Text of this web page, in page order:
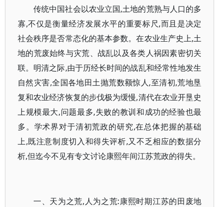
传统中国社会以农业立国,土地的荒熟与人口的多
寡,不仅是衡量经济发展水平的重要标尺,而且是决定
社会秩序是否常态化的基本参数。在农业生产史上,土
地的荒废始终与灾荒、战乱以及各类人祸因素密切关
联。明清之际,由于历经长时间的战乱和经常性地发生
自然灾害,全国各地田土抛荒数额惊人,至清初,荒地垦
复和农业经济恢复的步伐极为缓慢,清代在农业开垦史
上规模最大,问题最多,失败的教训和成功的经验也最
多。学术界对于清初荒政的研究,在总体把握的基础
上,既注意制度切入和得失评析,又不乏相应的数据分
析,但迄今不见有专文讨论康熙年间江苏荒政的得失。
一、天为之荒,人为之荒:康熙时期江苏的田废地